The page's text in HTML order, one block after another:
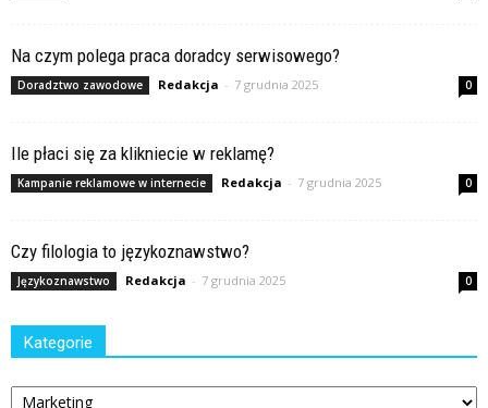
Na czym polega praca doradcy serwisowego?
Doradztwo zawodowe Redakcja - 7 grudnia 2025 0
Ile płaci się za klikniecie w reklamę?
Kampanie reklamowe w internecie Redakcja - 7 grudnia 2025 0
Czy filologia to językoznawstwo?
Językoznawstwo Redakcja - 7 grudnia 2025 0
Kategorie
Kategorie